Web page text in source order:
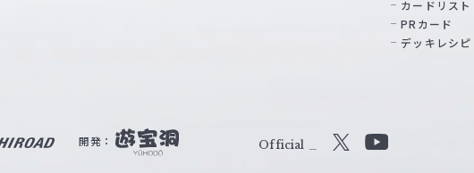
カードリスト
PRカード
デッキレシピ
開発： Official
Y